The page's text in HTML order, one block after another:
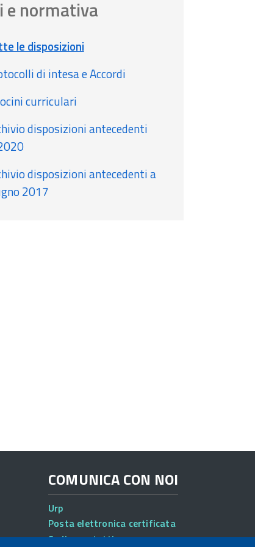
e normativa
le disposizioni
di intesa e Accordi
curriculari
disposizioni antecedenti
disposizioni antecedenti a
2017
COMUNICA CON NOI
Urp
Posta elettronica certificata
Sedi e contatti